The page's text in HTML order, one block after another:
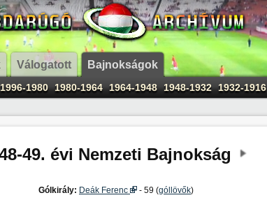
Válogatott Bajnokságok
1996-1980 1980-1964 1964-1948 1948-1932 1932-1916
49. évi Nemzeti Bajnokság
Gólkirály: Deák Ferenc - 59 (góllövők)